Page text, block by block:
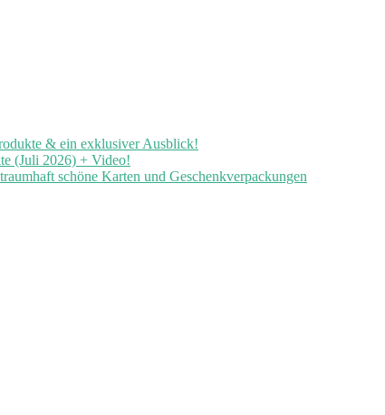
& ein exklusiver Ausblick!
(Juli 2026) + Video!
schöne Karten und Geschenkverpackungen